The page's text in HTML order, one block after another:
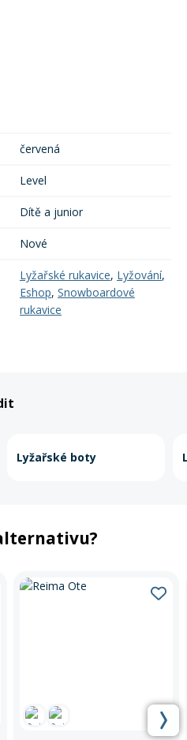
červená
Level
Dítě a junior
Nové
Lyžařské rukavice, Lyžování,
Eshop, Snowboardové
rukavice
Lyžařské boty